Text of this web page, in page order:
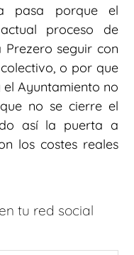
pasa porque el
proceso de
seguir con
o por que
Ayuntamiento no
no se cierre el
así la puerta a
los costes reales
tu red social